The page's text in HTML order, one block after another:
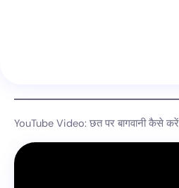
YouTube Video: छत पर बागवानी कैसे